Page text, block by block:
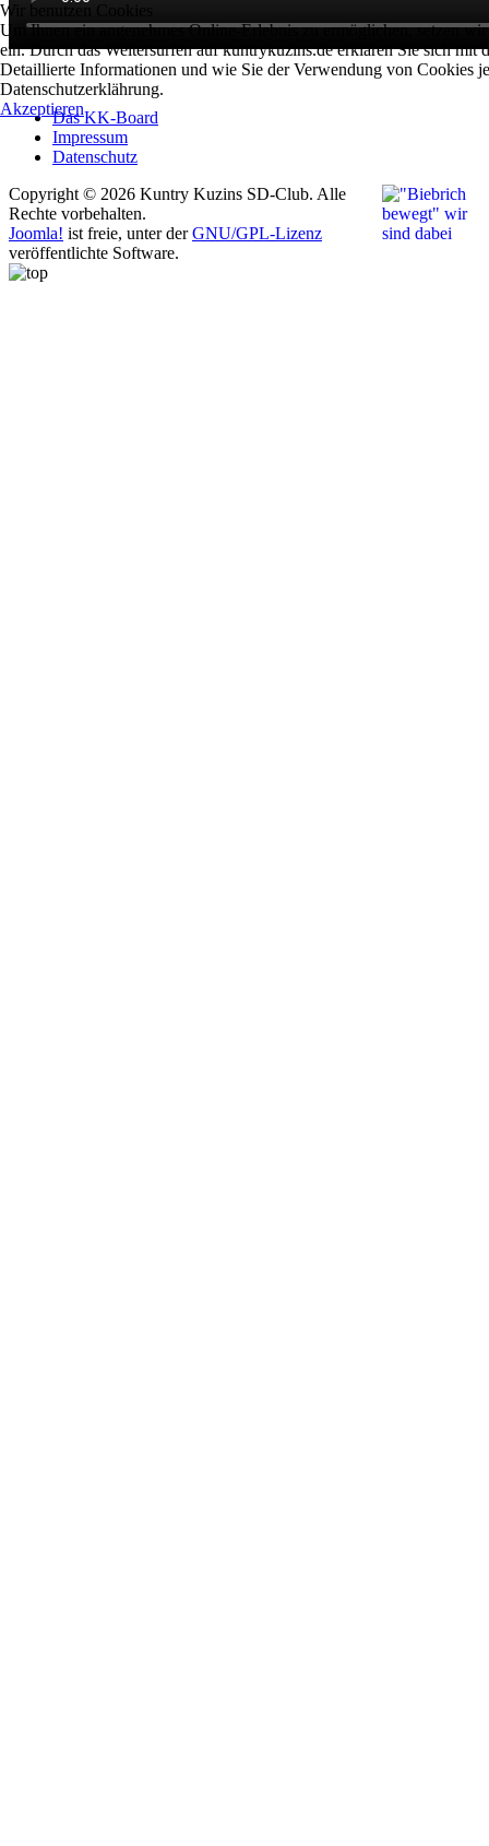
Das KK-Board
Impressum
Datenschutz
Copyright © 2026 Kuntry Kuzins SD-Club. Alle
Rechte vorbehalten.
Joomla! ist freie, unter derGNU/GPL-Lizenz
veröffentlichte Software.
Wir benutzen Cookies
Um Ihnen ein angenehmes Online-Erlebnis zu ermöglichen, setzen
ein. Durch das Weitersurfen auf kuntrykuzins.de erklären Sie sich mit
Detaillierte Informationen und wie Sie der Verwendung von Cookies
Datenschutzerklährung.
Akzeptieren